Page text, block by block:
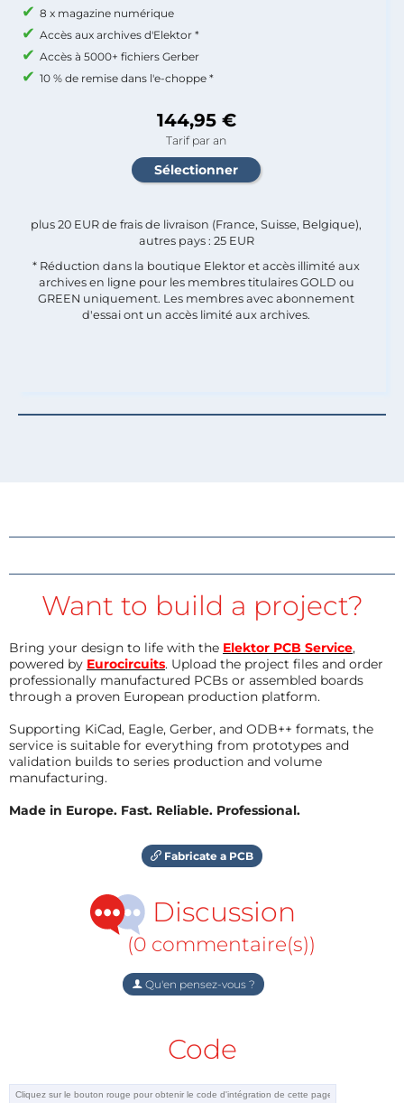
8 x magazine numérique
Accès aux archives d'Elektor *
Accès à 5000+ fichiers Gerber
10 % de remise dans l'e-choppe *
144,95 €
Tarif par an
plus 20 EUR de frais de livraison (France, Suisse, Belgique),
autres pays : 25 EUR
* Réduction dans la boutique Elektor et accès illimité aux
archives en ligne pour les membres titulaires GOLD ou
GREEN uniquement. Les membres avec abonnement
d'essai ont un accès limité aux archives.
Want to build a project?
Bring your design to life with the Elektor PCB Service,
powered by Eurocircuits. Upload the project files and order
professionally manufactured PCBs or assembled boards
through a proven European production platform.
Supporting KiCad, Eagle, Gerber, and ODB++ formats, the
service is suitable for everything from prototypes and
validation builds to series production and volume
manufacturing.
Made in Europe. Fast. Reliable. Professional.
Fabricate a PCB
Discussion
(0 commentaire(s))
Qu'en pensez-vous ?
Code